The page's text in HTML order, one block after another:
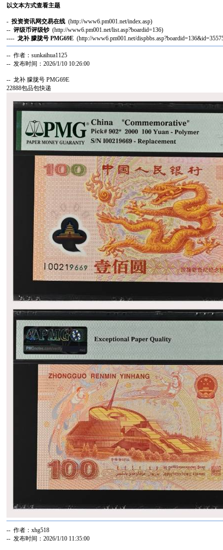
以文本方式查看主题
- 投资资讯网交易在线 (http://www6.pm001.net/index.asp)
-- 评级币评级钞(http://www6.pm001.net/list.asp?boardid=136)
---- 龙补 朦胧号 PMG69E (http://www6.pm001.net/
-- 作者：sunkaihua1125
-- 发布时间：2026/1/10 10:26:00
-- 龙补 朦胧号 PMG69E
22888包品包快递
-- 作者：xhg518
-- 发布时间：2026/1/10 11:35:00